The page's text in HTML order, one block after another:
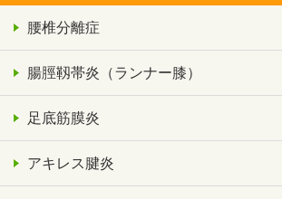
腰椎分離症
腸脛靱帯炎（ランナー膝）
足底筋膜炎
アキレス腱炎